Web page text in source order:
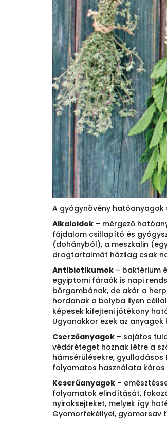
A gyógynövény
Alkaloidok – mérgező
fájdalom csillapító és
(dohányból), a meszkalin
drogtartalmát házilag csak
Antibiotikumok – baktérium
egyiptomi fáraók is napi
bőrgombának, de akár a
hordanak a bolyba ilyen
képesek kifejteni jótékony
Ugyanakkor ezek az
Cserzőanyagok – sajátos
védőréteget hoznak létre a
hámsérülésekre,
folyamatos használata
Keserűanyagok –
folyamatok elindítását,
nyiroksejteket, melyek így
Gyomorfekéllyel, gyomorsav